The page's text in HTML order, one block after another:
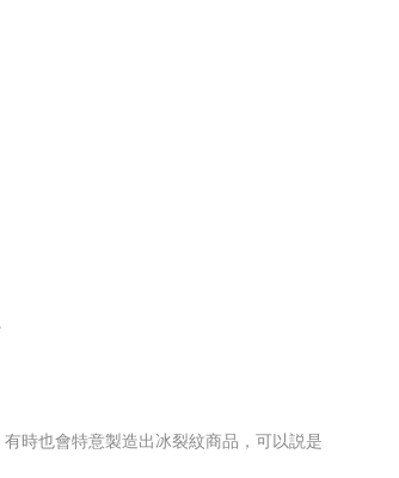
時也會特意製造出冰裂紋商品，可以説是